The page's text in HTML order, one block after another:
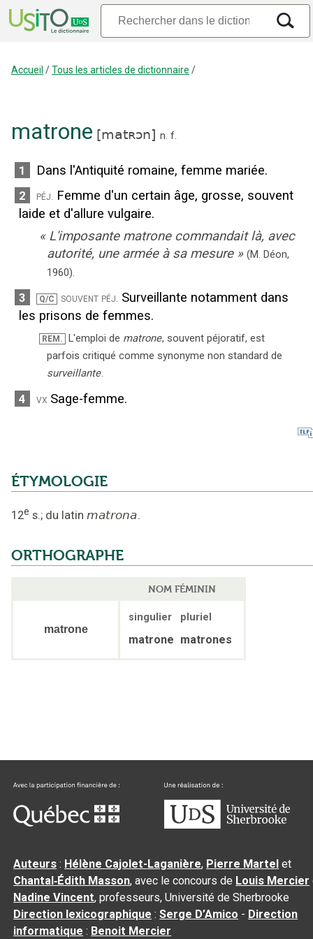
Accueil /Tous les articles de dictionnaire /
matrone [matʀɔn] n. f.
1 Dans l'Antiquité romaine, femme mariée.
2 péj. Femme d'un certain âge, grosse, souvent
laide et d'allure vulgaire.
« L'imposante matrone commandait là, avec
autorité, une armée à sa mesure » (M. Déon,
1960).
3 Q/C souvent péj. Surveillante notamment dans
les prisons de femmes.
REM. L'emploi de matrone, souvent péjoratif, est
parfois critiqué comme synonyme non standard de
surveillante.
4 vx Sage-femme.
ÉTYMOLOGIE
12e s.; du latin matrona.
ORTHOGRAPHE
NOM FÉMININ
matrone
singulier pluriel
matrone matrones
Auteurs : Hélène Cajolet-Laganière, Pierre Martel et
Chantal‑Édith Masson, avec le concours de Louis Mercier
Nadine Vincent, professeurs, Université de Sherbrooke
Direction lexicographique :Serge D’Amico - Direction
informatique : Benoit Mercier